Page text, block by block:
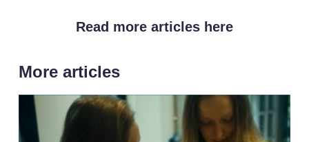
Read more articles here
More articles